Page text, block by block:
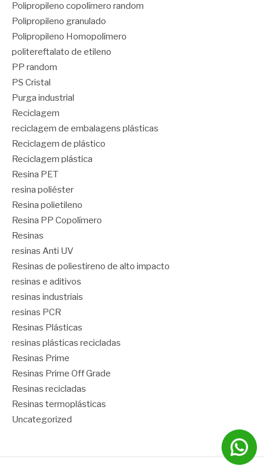
Polipropileno copolímero random
Polipropileno granulado
Polipropileno Homopolímero
politereftalato de etileno
PP random
PS Cristal
Purga industrial
Reciclagem
reciclagem de embalagens plásticas
Reciclagem de plástico
Reciclagem plástica
Resina PET
resina poliéster
Resina polietileno
Resina PP Copolímero
Resinas
resinas Anti UV
Resinas de poliestireno de alto impacto
resinas e aditivos
resinas industriais
resinas PCR
Resinas Plásticas
resinas plásticas recicladas
Resinas Prime
Resinas Prime Off Grade
Resinas recicladas
Resinas termoplásticas
Uncategorized